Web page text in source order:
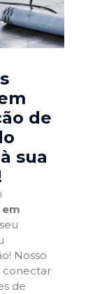
de
sua
Nosso
conectar
de